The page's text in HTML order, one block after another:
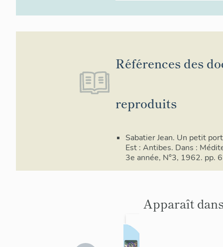
Références des
reproduits
Sabatier Jean. Un petit
Est : Antibes. Dans :
3e année, N°3, 1962. pp.
Apparaît